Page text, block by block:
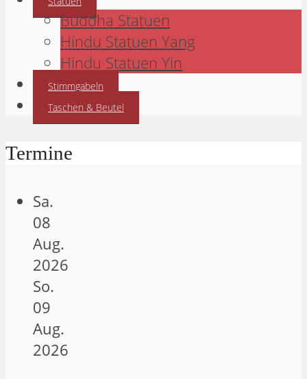
Buddha Statuen
Hindu Statuen Yang
Hindu Statuen Yin
Stimmgabeln
Taschen & Beutel
Termine
Sa.
08
Aug.
2026
So.
09
Aug.
2026